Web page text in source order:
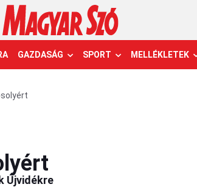
GAZDASÁG SPORT MELLÉKLETEK
Újvidékre